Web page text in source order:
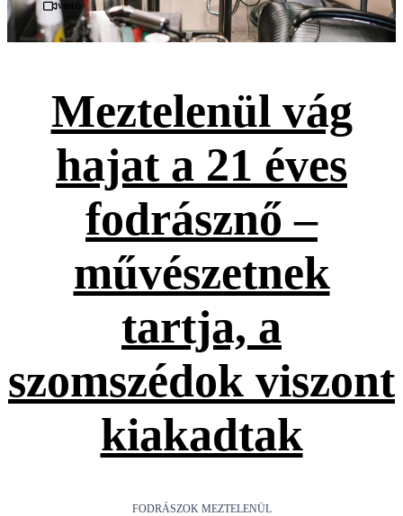
Videó
Meztelenül vág
hajat a 21 éves
fodrásznő –
művészetnek
tartja, a
szomszédok viszont
kiakadtak
FODRÁSZOK MEZTELENÜL